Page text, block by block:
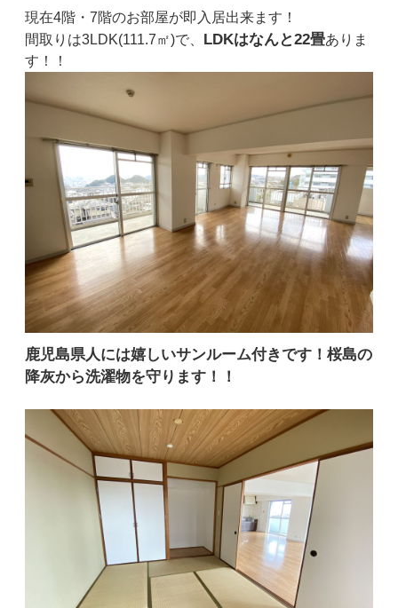
現在4階・7階のお部屋が即入居出来ます！
間取りは3LDK(111.7㎡)で、
LDKはなんと22畳ありま
す！！
鹿児島県人には嬉しいサンルーム付きです！桜島の
降灰から洗濯物を守ります！！